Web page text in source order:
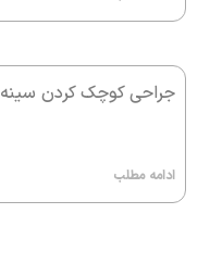
جراحی کوچک کردن سینه
ادامه مطلب